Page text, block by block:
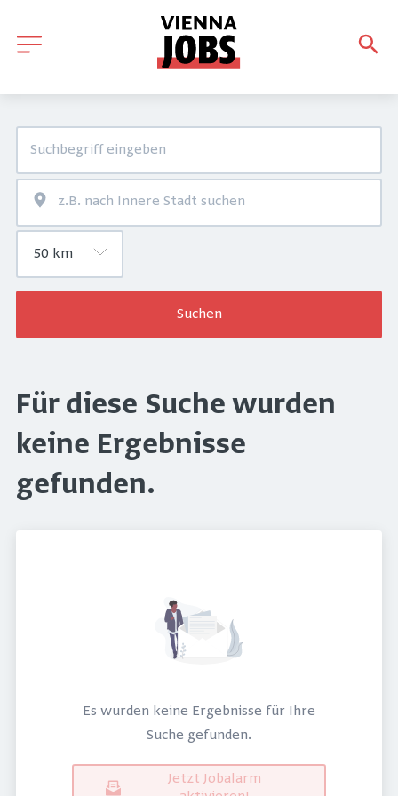
Suchen
Für diese Suche wurden
keine Ergebnisse
gefunden.
Es wurden keine Ergebnisse für Ihre
Suche gefunden.
Jetzt Jobalarm